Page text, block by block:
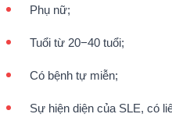
Phụ nữ;
Tuổi từ 20−40 tuổi;
Có bệnh tự miễn;
Sự hiện diện của SLE, có